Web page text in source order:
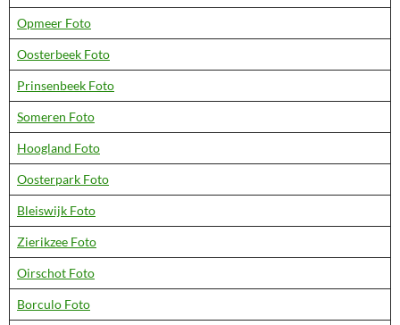
Opmeer Foto
Oosterbeek Foto
Prinsenbeek Foto
Someren Foto
Hoogland Foto
Oosterpark Foto
Bleiswijk Foto
Zierikzee Foto
Oirschot Foto
Borculo Foto